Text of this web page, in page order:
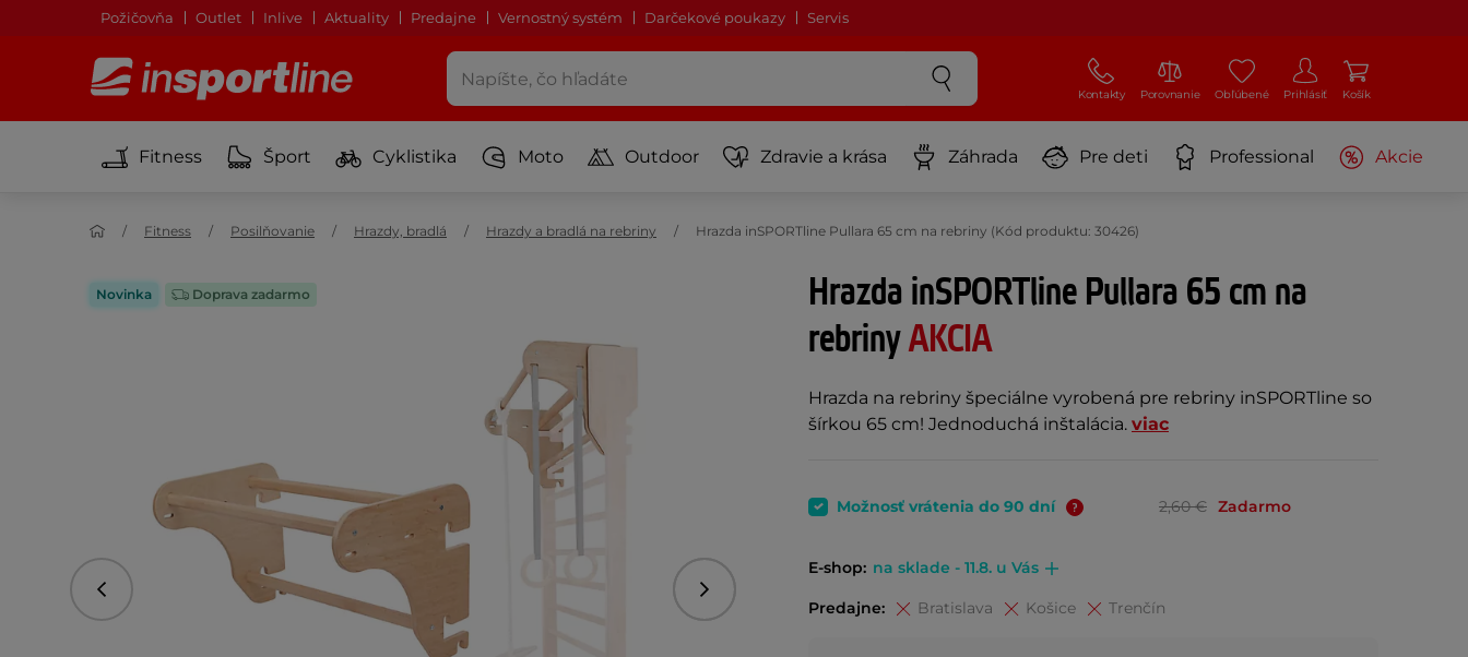
Požičovňa Outlet Inlive Aktuality Predajne Vernostný systém Darčekové poukazy Servis
Kontakty Porovnanie Obľúbené Prihlásiť Košík
Fitness Šport Cyklistika Moto Outdoor Zdravie a krása Záhrada Pre deti Professional Akcie
Fitness Posilňovanie Hrazdy, bradlá Hrazdy a bradlá na rebriny Hrazda inSPORTline Pullara 65 cm na rebriny (Kód produktu: 30426)
Hrazda inSPORTline Pullara 65 cm na
rebrinyAKCIA
Hrazda na rebriny špeciálne vyrobená pre rebriny inSPORTline so
šírkou 65 cm! Jednoduchá inštalácia. viac
Novinka Doprava zadarmo
Predchádzajúce Nasledujúce
Možnosť vrátenia do 90 dní 2,60 € Zadarmo
E-shop: na sklade - 11.8. u Vás
Predajne: Bratislava Košice Trenčín